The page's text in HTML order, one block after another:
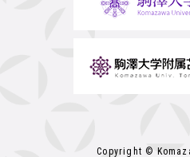
Copyright ©